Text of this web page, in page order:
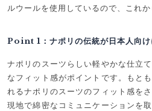
ルウールを使用しているので、これ
Point 1：ナポリの伝統が日本人向け
ナポリのスーツらしい軽やかな仕立
なフィット感がポイントです。もと
れるナポリのスーツのフィット感を
現地で綿密なコミュニケーションを